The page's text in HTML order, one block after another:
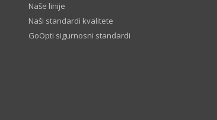
Naše linije
Naši standardi kvalitete
GoOpti sigurnosni standardi